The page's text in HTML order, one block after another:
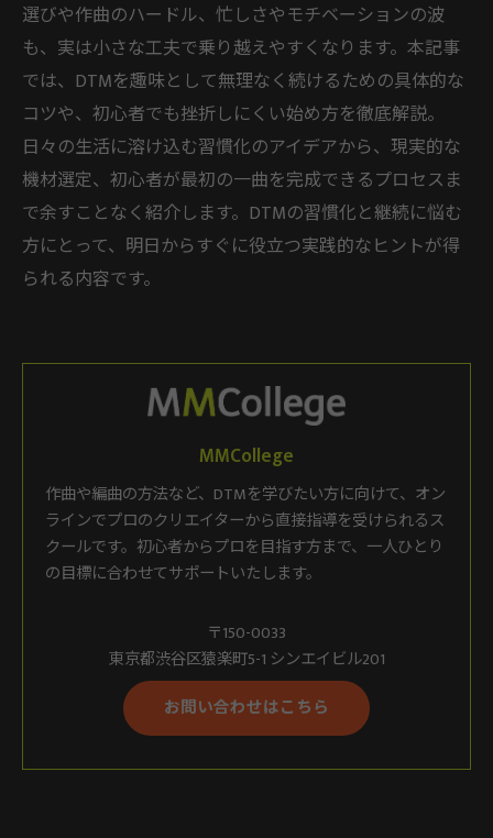
選びや作曲のハードル、忙しさやモチベーションの波
も、実は小さな工夫で乗り越えやすくなります。本記事
では、DTMを趣味として無理なく続けるための具体的な
コツや、初心者でも挫折しにくい始め方を徹底解説。
日々の生活に溶け込む習慣化のアイデアから、現実的な
機材選定、初心者が最初の一曲を完成できるプロセスま
で余すことなく紹介します。DTMの習慣化と継続に悩む
方にとって、明日からすぐに役立つ実践的なヒントが得
られる内容です。
MMCollege
作曲や編曲の方法など、DTMを学びたい方に向けて、オン
ラインでプロのクリエイターから直接指導を受けられるス
クールです。初心者からプロを目指す方まで、一人ひとり
の目標に合わせてサポートいたします。
〒150-0033
東京都渋谷区猿楽町5-1 シンエイビル201
お問い合わせはこちら